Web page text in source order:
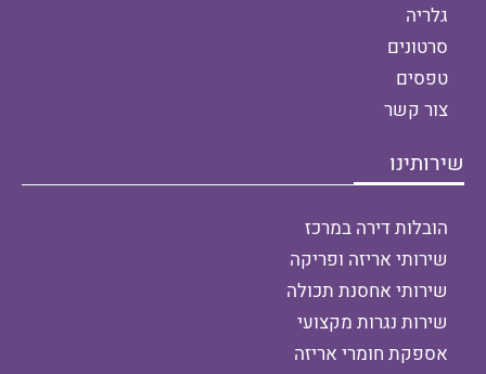
גלריה
סרטונים
טפסים
צור קשר
שירותינו
הובלות דירה במרכז
שירותי אריזה ופריקה
שירותי אחסנת תכולה
שירות נגרות מקצועי
אספקת חומרי אריזה